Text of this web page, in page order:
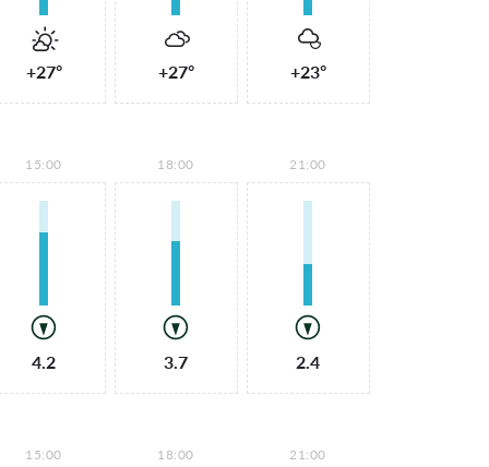
+27° +27° +23°
15:00
4.2
18:00
3.7
21:00
2.4
15:00 18:00 21:00